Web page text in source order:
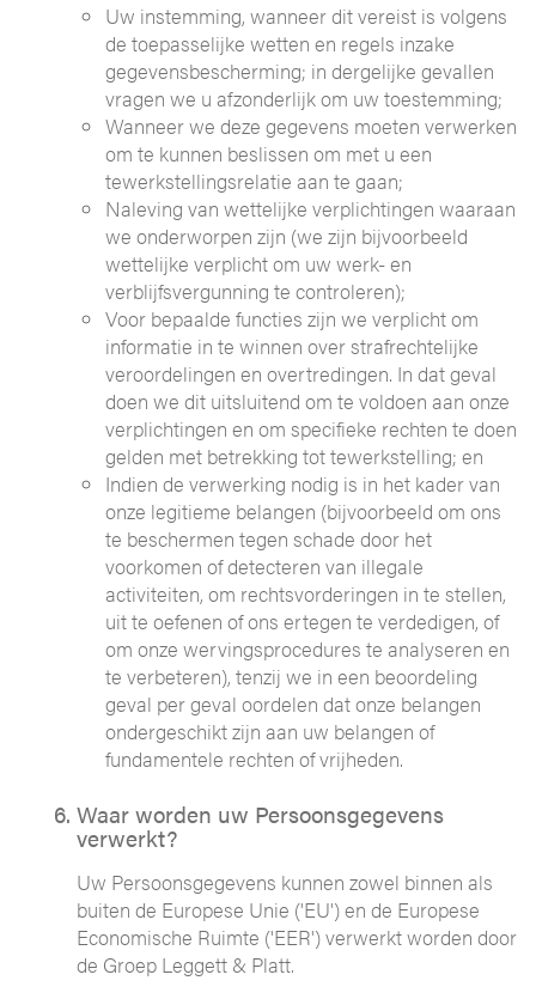
Uw instemming, wanneer dit vereist is volgens
de toepasselijke wetten en regels inzake
gegevensbescherming; in dergelijke gevallen
vragen we u afzonderlijk om uw toestemming;
Wanneer we deze gegevens moeten verwerken
om te kunnen beslissen om met u een
tewerkstellingsrelatie aan te gaan;
Naleving van wettelijke verplichtingen waaraan
we onderworpen zijn (we zijn bijvoorbeeld
wettelijke verplicht om uw werk- en
verblijfsvergunning te controleren);
Voor bepaalde functies zijn we verplicht om
informatie in te winnen over strafrechtelijke
veroordelingen en overtredingen. In dat geval
doen we dit uitsluitend om te voldoen aan onze
verplichtingen en om specifieke rechten te doen
gelden met betrekking tot tewerkstelling; en
Indien de verwerking nodig is in het kader van
onze legitieme belangen (bijvoorbeeld om ons
te beschermen tegen schade door het
voorkomen of detecteren van illegale
activiteiten, om rechtsvorderingen in te stellen,
uit te oefenen of ons ertegen te verdedigen, of
om onze wervingsprocedures te analyseren en
te verbeteren), tenzij we in een beoordeling
geval per geval oordelen dat onze belangen
ondergeschikt zijn aan uw belangen of
fundamentele rechten of vrijheden.
Waar worden uw Persoonsgegevens
verwerkt?
Uw Persoonsgegevens kunnen zowel binnen als
buiten de Europese Unie ('EU') en de Europese
Economische Ruimte ('EER') verwerkt worden door
de Groep Leggett & Platt.